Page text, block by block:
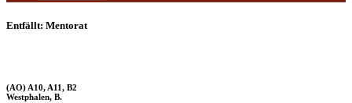
Entfällt: Mentorat
(AO) A10, A11, B2
Westphalen, B.